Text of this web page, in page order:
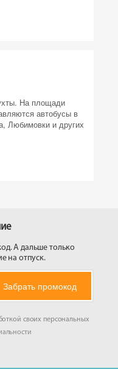
На площади
автобусы в
Любимовки и других
А дальше только
на отпуск.
Забрать промокод
своих персональных